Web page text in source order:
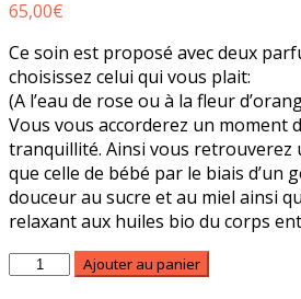
65,00€
Ce soin est proposé avec deux
choisissez celui qui vous plait:
(A l’eau de rose ou à la fleur
Vous vous accorderez un moment
tranquillité. Ainsi vous retrouverez
que celle de bébé par le biais d’un
douceur au sucre et au miel ainsi
relaxant aux huiles bio du corps
quantité
Ajouter au panier